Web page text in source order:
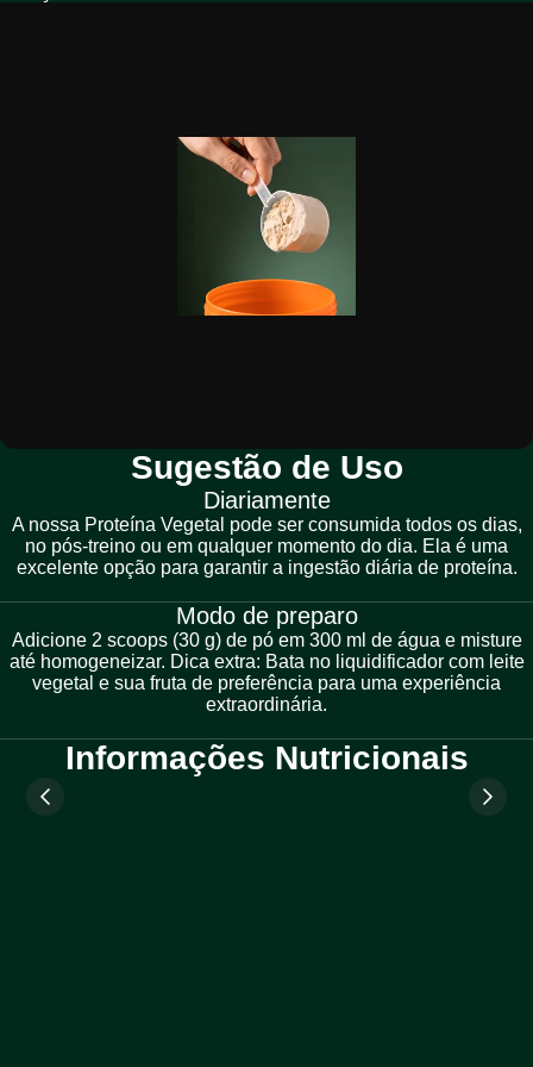
Sugestão de Uso
Diariamente
A nossa Proteína Vegetal pode ser consumida todos os dias,
no pós-treino ou em qualquer momento do dia. Ela é uma
excelente opção para garantir a ingestão diária de proteína.
Modo de preparo
Adicione 2 scoops (30 g) de pó em 300 ml de água e misture
até homogeneizar. Dica extra: Bata no liquidificador com leite
vegetal e sua fruta de preferência para uma experiência
extraordinária.
Informações Nutricionais